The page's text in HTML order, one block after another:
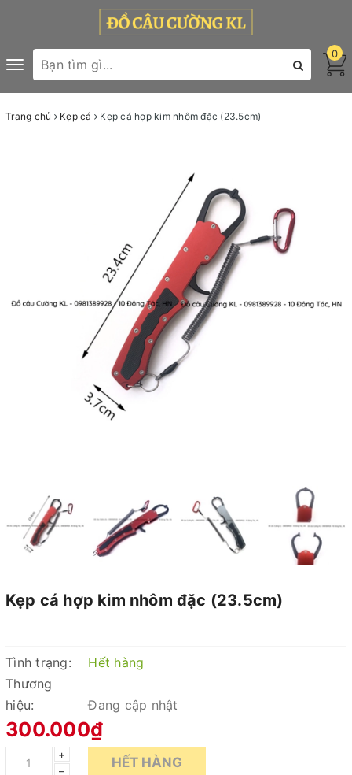
Toggle
navigation
0
Trang chủ Kẹp cá Kẹp cá hợp kim nhôm đặc (23.5cm)
Kẹp cá hợp kim nhôm đặc (23.5cm)
Tình trạng:
Hết hàng
Thương
hiệu:
Đang cập nhật
300.000₫
+
–
HẾT HÀNG